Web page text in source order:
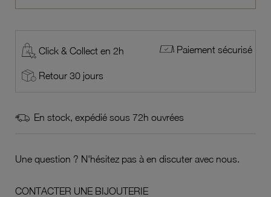
Click & Collect en 2h Paiement sécurisé
Retour 30 jours
En stock, expédié sous 72h ouvrées
Une question ? N'hésitez pas à en discuter avec nous.
CONTACTER UNE BIJOUTERIE